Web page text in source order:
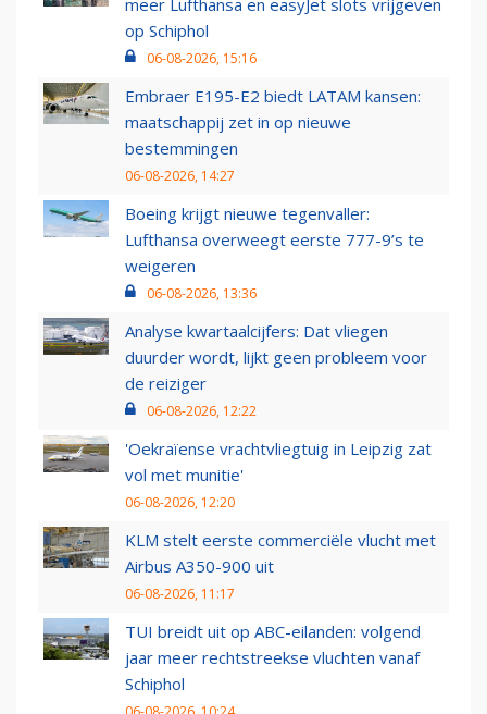
meer Lufthansa en easyJet slots vrijgeven
op Schiphol
06-08-2026, 15:16
Embraer E195-E2 biedt LATAM kansen:
maatschappij zet in op nieuwe
bestemmingen
06-08-2026, 14:27
Boeing krijgt nieuwe tegenvaller:
Lufthansa overweegt eerste 777-9’s te
weigeren
06-08-2026, 13:36
Analyse kwartaalcijfers: Dat vliegen
duurder wordt, lijkt geen probleem voor
de reiziger
06-08-2026, 12:22
'Oekraïense vrachtvliegtuig in Leipzig zat
vol met munitie'
06-08-2026, 12:20
KLM stelt eerste commerciële vlucht met
Airbus A350-900 uit
06-08-2026, 11:17
TUI breidt uit op ABC-eilanden: volgend
jaar meer rechtstreekse vluchten vanaf
Schiphol